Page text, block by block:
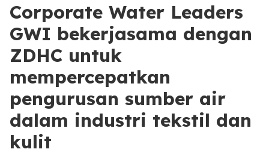
Corporate Water Leaders
GWI bekerjasama dengan
ZDHC untuk
mempercepatkan
pengurusan sumber air
dalam industri tekstil dan
kulit